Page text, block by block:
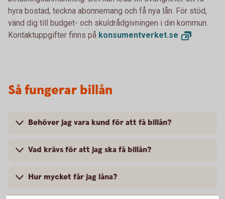
hyra bostad, teckna abonnemang och få nya lån. För stöd,
vänd dig till budget- och skuldrådgivningen i din kommun.
Kontaktuppgifter finns på konsumentverket.se
Så fungerar billån
Behöver jag vara kund för att få billån?
Vad krävs för att jag ska få billån?
Hur mycket får jag låna?